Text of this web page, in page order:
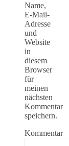
Name,
E-Mail-
Adresse
und
Website
in
diesem
Browser
für
meinen
nächsten
Kommentar
speichern.
Kommentar